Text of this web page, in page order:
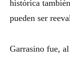
histórica
pueden ser
Garrasino fue,